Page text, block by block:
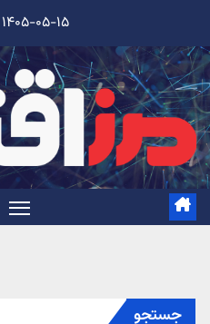
content
۱۴۰۵-۰۵-۱۵
جستجو